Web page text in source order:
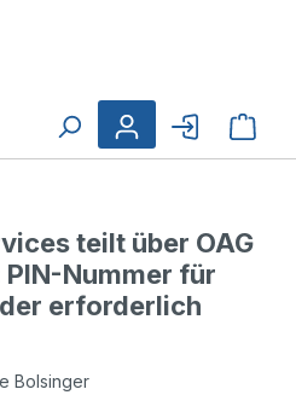
teilt über OAG
Nummer für
erforderlich
Bolsinger